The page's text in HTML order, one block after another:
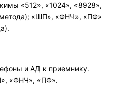
«512», «1024», «8928»,
метода); «ШП», «ФНЧ», «ПФ»
и АД к приемнику.
«ФНЧ», «ПФ».